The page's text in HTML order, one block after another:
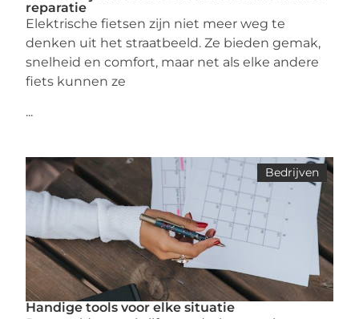
reparatie
Elektrische fietsen zijn niet meer weg te
denken uit het straatbeeld. Ze bieden gemak,
snelheid en comfort, maar net als elke andere
fiets kunnen ze
...
Bedrijven
Handige tools voor elke situatie